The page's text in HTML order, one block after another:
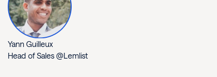
Yann Guilleux
Head of Sales @Lemlist